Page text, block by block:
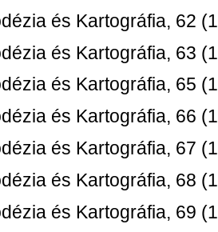
és Kartográfia, 62
és Kartográfia, 63
és Kartográfia, 65
és Kartográfia, 66
és Kartográfia, 67
és Kartográfia, 68
és Kartográfia, 69